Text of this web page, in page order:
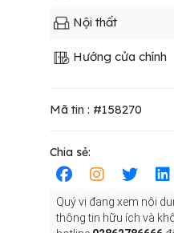
Nội thất
Hướng cửa chính
Mã tin : #158270
Chia sẻ:
Quý vị đang xem nội
thông tin hữu ích và